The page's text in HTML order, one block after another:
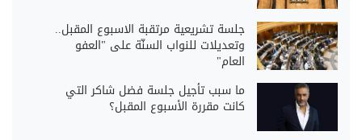
جلسة تشريعية مرتقبة الاسبوع المقبل..
وتعديلات للنواب السنّة على "العفو
العام"
ما سبب تأجيل جلسة فضل شاكر التي
كانت مقررة الأسبوع المقبل؟